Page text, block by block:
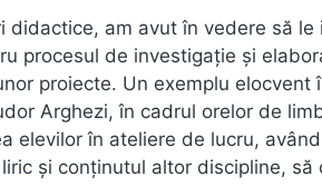
didactice, am avut în vedere să
procesul de investigație și
proiecte. Un exemplu
Arghezi, în cadrul orelor de
elevilor în ateliere de lucru,
și conținutul altor discipline,